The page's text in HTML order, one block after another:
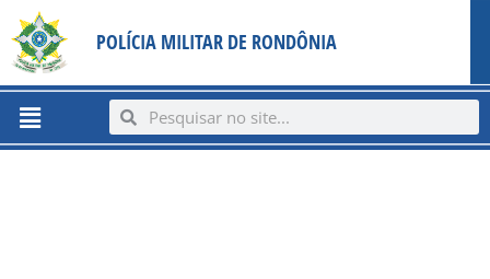
content
para
conteúdo
POLÍCIA MILITAR DE RONDÔNIA
Menu SearchSearch